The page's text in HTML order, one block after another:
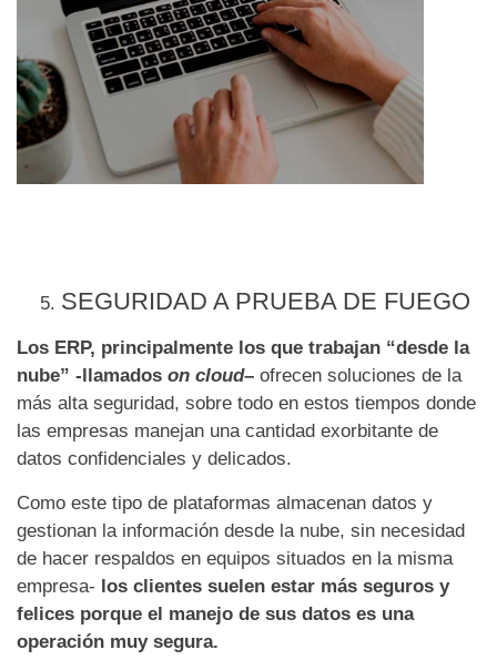
SEGURIDAD A PRUEBA DE FUEGO
Los ERP, principalmente los que trabajan “desde la
nube” -llamados on cloud– ofrecen soluciones de la
más alta seguridad, sobre todo en estos tiempos donde
las empresas manejan una cantidad exorbitante de
datos confidenciales y delicados.
Como este tipo de plataformas almacenan datos y
gestionan la información desde la nube, sin necesidad
de hacer respaldos en equipos situados en la misma
empresa- los clientes suelen estar más seguros y
felices porque el manejo de sus datos es una
operación muy segura.